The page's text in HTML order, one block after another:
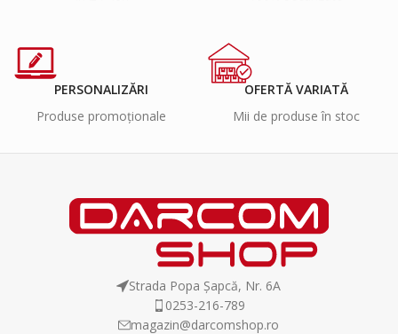
PERSONALIZĂRI
Produse promoționale
OFERTĂ VARIATĂ
Mii de produse în stoc
Strada Popa Șapcă, Nr. 6A
0253-216-789
magazin@darcomshop.ro